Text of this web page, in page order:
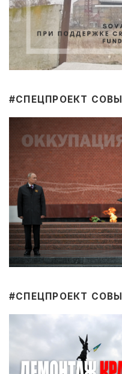
#CПЕЦПРОЕКТ СОВЫ
#CПЕЦПРОЕКТ СОВЫ